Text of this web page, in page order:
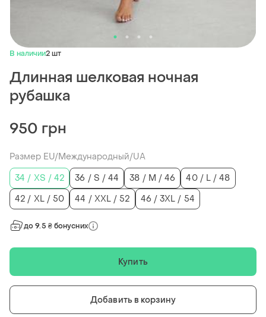
В наличии2 шт
Длинная шелковая ночная
рубашка
950 грн
Размер EU/Международный/UA
34 / XS / 42
36 / S / 44 38 / M / 46
40 / L / 48
42 / XL / 50
44 / XXL / 52 46 / 3XL / 54
до 9.5 ₴ бонусних
Купить
Добавить в корзину